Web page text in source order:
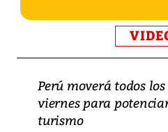
Perú moverá todos
viernes para
turismo